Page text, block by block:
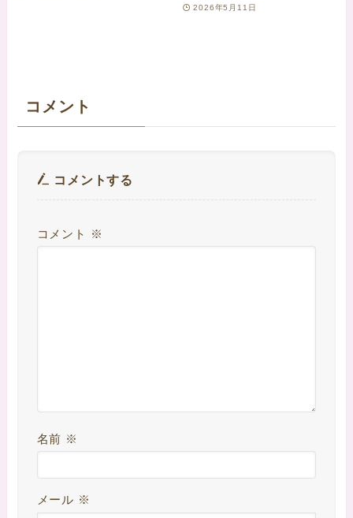
2026年5月11日
コメント
コメントする
コメント ※
名前 ※
メール ※